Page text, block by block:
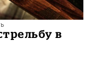
в